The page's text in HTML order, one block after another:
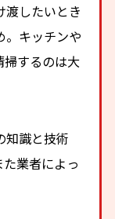
渡したいとき
。キッチンや
掃するのは大
知識と技術
業者によっ